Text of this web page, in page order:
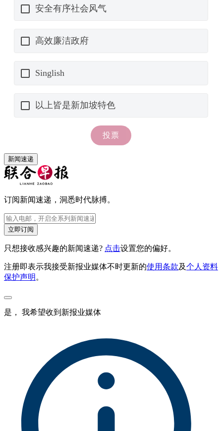
新闻速递
订阅新闻速递，洞悉时代脉搏。
立即订阅
只想接收感兴趣的新闻速递? 点击设置您的偏好。
注册即表示我接受新报业媒体不时更新的使用条款及个人资料
保护声明 。
是， 我希望收到新报业媒体